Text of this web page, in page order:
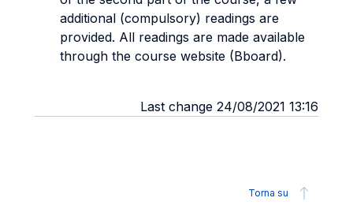
additional (compulsory) readings are
provided. All readings are made available
through the course website (Bboard).
Last change 24/08/2021 13:16
Torna su